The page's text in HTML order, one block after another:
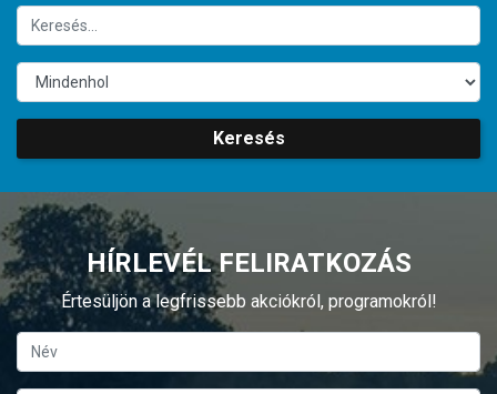
Keresés
HÍRLEVÉL FELIRATKOZÁS
Értesüljön a legfrissebb akciókról, programokról!